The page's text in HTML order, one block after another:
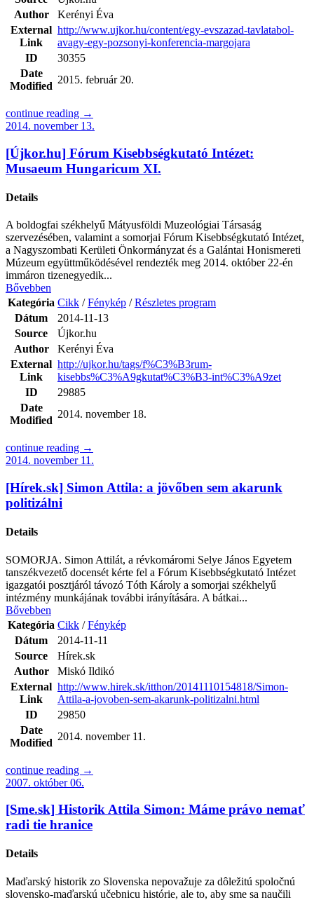
Author
Kerényi Éva
External
Link
http://www.ujkor.hu/content/egy-evszazad-tavlatabol-
avagy-egy-pozsonyi-konferencia-margojara
ID
30355
Date
Modified
2015. február 20.
continue reading →
2014. november 13.
[Újkor.hu] Fórum Kisebbségkutató Intézet:
Musaeum Hungaricum XI.
Details
A boldogfai székhelyű Mátyusföldi Muzeológiai Társaság
szervezésében, valamint a somorjai Fórum Kisebbségkutató Intézet,
a Nagyszombati Kerületi Önkormányzat és a Galántai Honismereti
Múzeum együttműködésével rendezték meg 2014. október 22-én
immáron tizenegyedik...
Bővebben
Kategória Cikk /Fénykép /Részletes program
Dátum
2014-11-13
Source
Újkor.hu
Author
Kerényi Éva
External
Link
http://ujkor.hu/tags/f%C3%B3rum-
kisebbs%C3%A9gkutat%C3%B3-int%C3%A9zet
ID
29885
Date
Modified
2014. november 18.
continue reading →
2014. november 11.
[Hírek.sk] Simon Attila: a jövőben sem akarunk
politizálni
Details
SOMORJA. Simon Attilát, a révkomáromi Selye János Egyetem
tanszékvezető docensét kérte fel a Fórum Kisebbségkutató Intézet
igazgatói posztjáról távozó Tóth Károly a somorjai székhelyű
intézmény munkájának további irányítására. A bátkai...
Bővebben
Kategória Cikk /Fénykép
Dátum
2014-11-11
Source
Hírek.sk
Author
Miskó Ildikó
External
Link
http://www.hirek.sk/itthon/20141110154818/Simon-
Attila-a-jovoben-sem-akarunk-politizalni.html
ID
29850
Date
Modified
2014. november 11.
continue reading →
2007. október 06.
[Sme.sk] Historik Attila Simon: Máme právo nemať
radi tie hranice
Details
Maďarský historik zo Slovenska nepovažuje za dôležitú spoločnú
slovensko-maďarskú učebnicu histórie, ale to, aby sme sa naučili